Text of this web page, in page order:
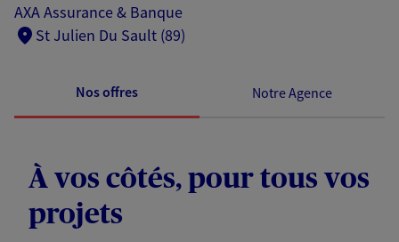
AXA Assurance & Banque
St Julien Du Sault (89)
Nos offres Notre Agence
À vos côtés, pour tous vos
projets